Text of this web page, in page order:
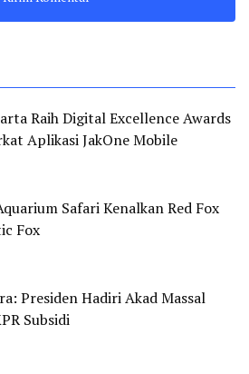
Raih Digital Excellence Awards
Aplikasi JakOne Mobile
Safari Kenalkan Red Fox
Fox
Presiden Hadiri Akad Massal
Subsidi